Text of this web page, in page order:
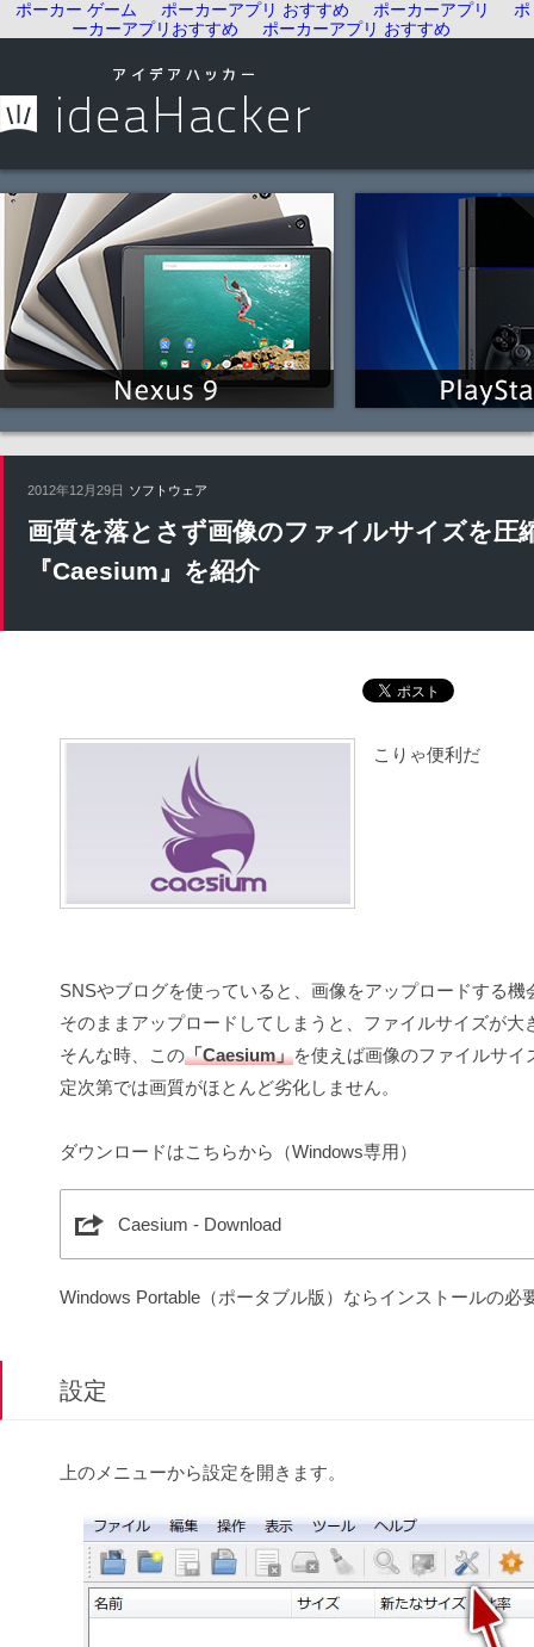
ポーカー ゲーム ポーカーアプリ おすすめ ポーカーアプリ
ポ
ーカーアプリおすすめ
ポーカーアプリ おすすめ
2012年12月29日 ソフトウェア
画質を落とさず画像のファイルサイズを圧
『Caesium』を紹介
こりゃ便利だ
SNSやブログを使っていると、画像をアップロードする
そのままアップロードしてしまうと、ファイルサイズが大
そんな時、この「Caesium」を使えば画像のファイルサ
定次第では画質がほとんど劣化しません。
ダウンロードはこちらから（Windows専用）
Caesium - Download
Windows Portable（ポータブル版）ならインストールの必
設定
上のメニューから設定を開きます。